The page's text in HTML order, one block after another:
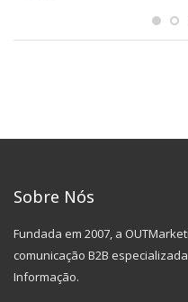
Sobre Nós
Fundada em 2007, a
comunicação B2B
Informação.